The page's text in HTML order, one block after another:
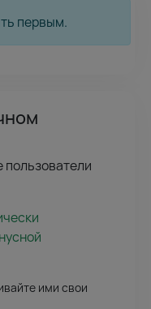
первым.
пользователи
ими свои